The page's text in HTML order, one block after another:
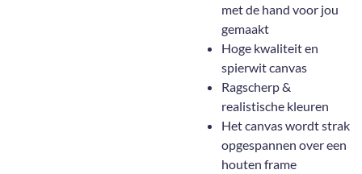
met de hand voor jou
gemaakt
Hoge kwaliteit en
spierwit canvas
Ragscherp &
realistische kleuren
Het canvas wordt strak
opgespannen over een
houten frame